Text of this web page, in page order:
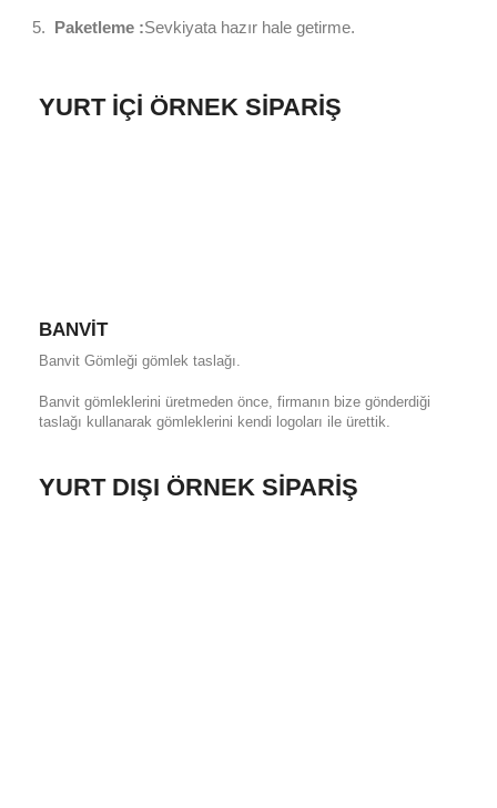
Paketleme :Sevkiyata hazır hale getirme.
YURT İÇI ÖRNEK SIPARIŞ
BANVIT
Banvit Gömleği gömlek taslağı.
Banvit gömleklerini üretmeden önce, firmanın bize gönderdiği
taslağı kullanarak gömleklerini kendi logoları ile ürettik.
YURT DIŞI ÖRNEK SIPARIŞ